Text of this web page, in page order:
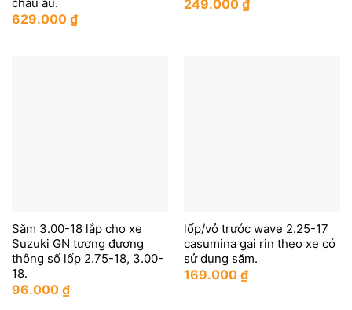
629.000 ₫
249.000 ₫
Săm 3.00-18 lắp cho xe
Suzuki GN tương đương
thông số lốp 2.75-18, 3.00-
18.
96.000 ₫
lốp/vỏ trước wave 2.25-17
casumina gai rin theo xe có
sử dụng săm.
169.000 ₫